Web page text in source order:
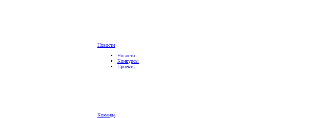
Новости
Новости
Конкурсы
Проекты
Команда